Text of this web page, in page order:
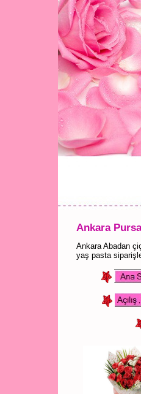
Ankara
Ankara Abadan
yaş pasta